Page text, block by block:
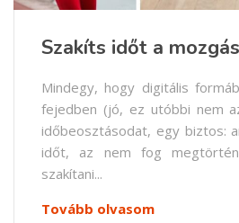
Szakíts időt a
Mindegy, hogy digitális
fejedben (jó, ez utóbbi nem
időbeosztásodat, egy biztos:
időt, az nem fog
szakítani...
Tovább olvasom